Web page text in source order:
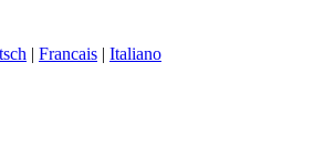
| Francais | Italiano